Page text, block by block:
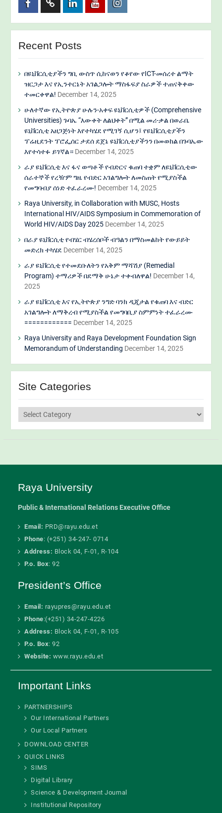
Recent Posts
በዩኒቨርሲቲያችን ግቢ ውስጥ ሲከናወን የቆየው የICT-መሰረተ ልማት
ዝርጋታ እና የኢንተርኔት አገልጋሎት ማስፋፍያ ስራዎች ተጠናቅቀው
ተመርቀዋል! December 14, 2025
ሁለተኛው የኢትዮጵያ ሁሉን-አቀፍ ዩኒቨርሲቲዎች (Comprehensive
Universities) ጉባኤ “እውቀት ለልህቀት” በሚል መሪ-ቃል በወራቤ
ዩኒቨርሲቲ አዘጋጅነት እየተካሄደ የሚገኝ ሲሆን፤ የዩኒቨርሲቲያችን
ፕሬዚደንት ፕሮፌሰር ታደሰ ደጀኔ ዩኒቨርሲቲያችንን በመወከል በጉባኤው
እየተሳተፉ ይገኛል። December 14, 2025
ራያ ዩኒቨርሲቲ እና ፋና ወጣቶች የብድርና ቁጠባ ተቋም ለዩኒቨርሲቲው
ሰራተኞች የረዥም ግዜ የብድር አገልግሎት ለመስጠት የሚያስችል
የመግባብያ ሰነድ ተፈራረሙ! December 14, 2025
Raya University, in Collaboration with MUSC, Hosts
International HIV/AIDS Symposium in Commemoration of
World HIV/AIDS Day 2025 December 14, 2025
በራያ ዩኒቨርሲቲ የብሄር ብሄረሰቦች ብዓልን በማስመልከት የውይይት
መድረክ ተካሄደ December 14, 2025
ራያ ዩኒቨርሲቲ የተመደቡለትን የአቅም ማሻሽያ (Remedial
Program) ተማሪዎች በደማቅ ሁኔታ ተቀብለዋል! December 14,
2025
ራያ ዩኒቨርሲቲ እና የኢትዮጵያ ንግድ ባንክ ዲጂታል የቁጠባ እና ብድር
አገልግሎት ለማቅረብ የሚያስችል የመግባቢያ ስምምነት ተፈራረሙ
============ December 14, 2025
Raya University and Raya Development Foundation Sign
Memorandum of Understanding December 14, 2025
Site Categories
Site
Categories
Raya University
Public & International Relations Executive Office
Email: PRD@rayu.edu.et
Phone: (+251) 34-247- 0714
Address: Block 04, F-01, R-104
P.o. Box: 92
President’s Office
Email: rayupres@rayu.edu.et
Phone:(+251) 34-247-4226
Address: Block 04, F-01, R-105
P.o. Box: 92
Website: www.rayu.edu.et
Important Links
PARTNERSHIPS
Our International Partners
Our Local Partners
DOWNLOAD CENTER
QUICK LINKS
SIMS
Digital Library
Science & Development Journal
Institutional Repository